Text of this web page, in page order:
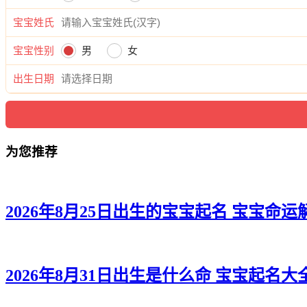
宝宝姓氏
宝宝性别 男 女
出生日期
为您推荐
2026年8月25日出生的宝宝起名 宝宝命运
2026年8月31日出生是什么命 宝宝起名大